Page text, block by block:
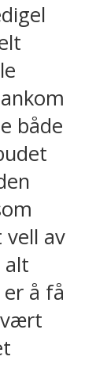
både
vell av
alt
å få